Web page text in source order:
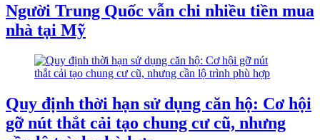
Người Trung Quốc vẫn chi nhiều tiền mua
nhà tại Mỹ
Quy định thời hạn sử dụng căn hộ: Cơ hội
gỡ nút thắt cải tạo chung cư cũ, nhưng